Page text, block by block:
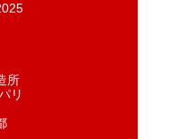
所
リ